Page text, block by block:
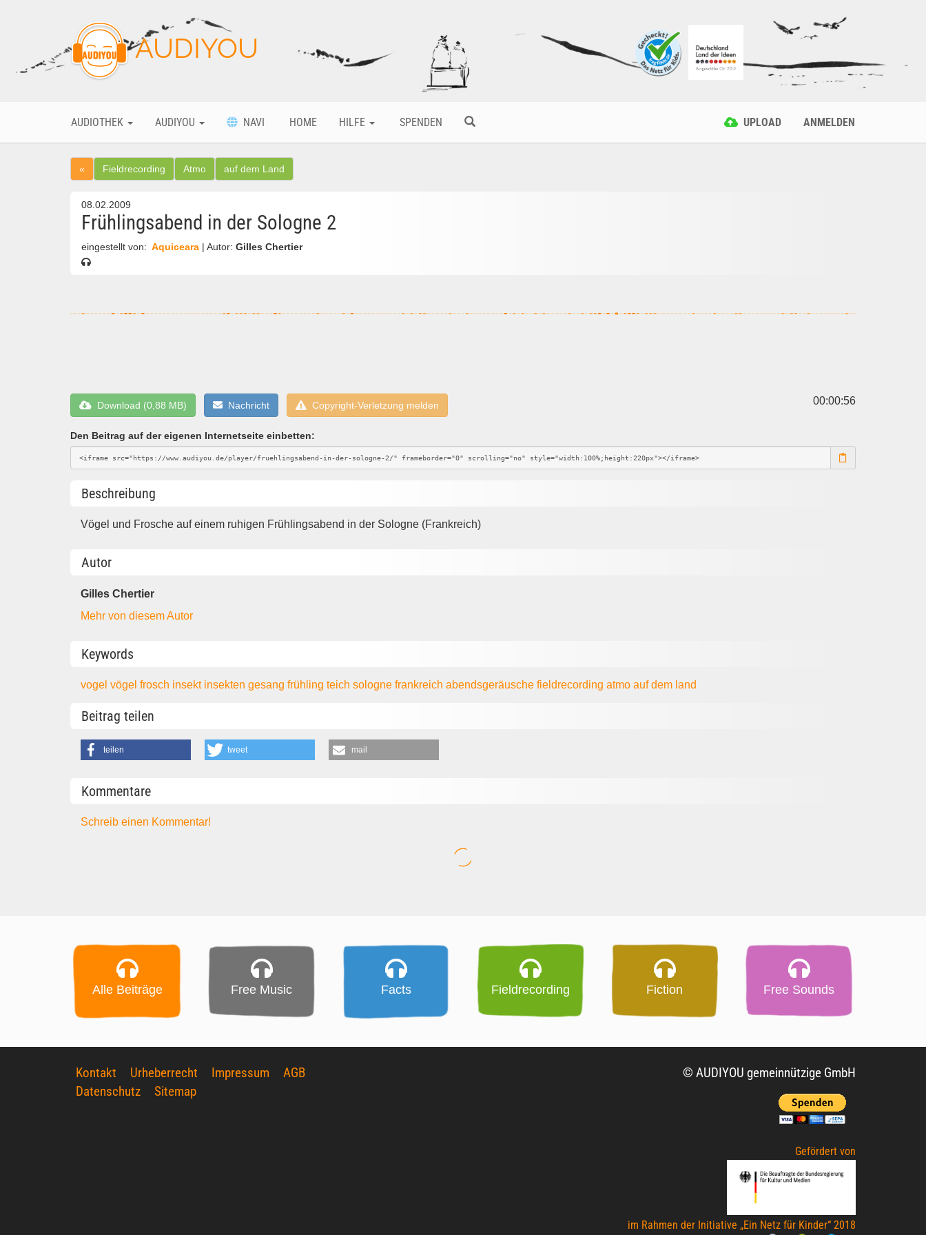
AUDIYOU
AUDIOTHEK AUDIYOU NAVI HOME HILFE SPENDEN UPLOAD ANMELDEN
« Fieldrecording Atmo auf dem Land
08.02.2009
Frühlingsabend in der Sologne 2
eingestellt von: Aquiceara | Autor: Gilles Chertier
Download (0,88 MB) Nachricht Copyright-Verletzung melden 00:00:56
Den Beitrag auf der eigenen Internetseite einbetten:
Beschreibung
Vögel und Frosche auf einem ruhigen Frühlingsabend in der Sologne (Frankreich)
Autor
Gilles Chertier
Mehr von diesem Autor
Keywords
vogelvögelfrosch insekt insektengesangfrühlingteichsolognefrankreichabendsgeräuschefieldrecordingatmoauf dem land
Beitrag teilen
teilen tweet mail
Kommentare
Schreib einen Kommentar!
Alle Beiträge Free Music Facts Fieldrecording Fiction Free Sounds
Kontakt Urheberrecht Impressum
AGB
Datenschutz
Sitemap
© AUDIYOU gemeinnützige GmbH
Gefördert von
im Rahmen der Initiative „Ein Netz für Kinder“ 2018